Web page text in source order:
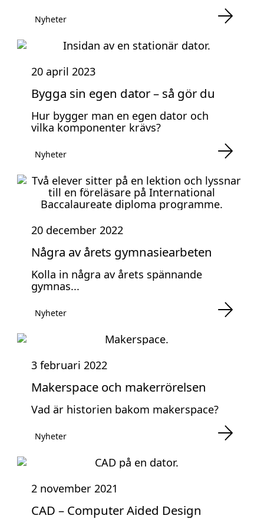
Nyheter
20 april 2023
Bygga sin egen dator – så gör du
Hur bygger man en egen dator och
vilka komponenter krävs?
Nyheter
20 december 2022
Några av årets gymnasiearbeten
Kolla in några av årets spännande
gymnas...
Nyheter
3 februari 2022
Makerspace och makerrörelsen
Vad är historien bakom makerspace?
Nyheter
2 november 2021
CAD – Computer Aided Design